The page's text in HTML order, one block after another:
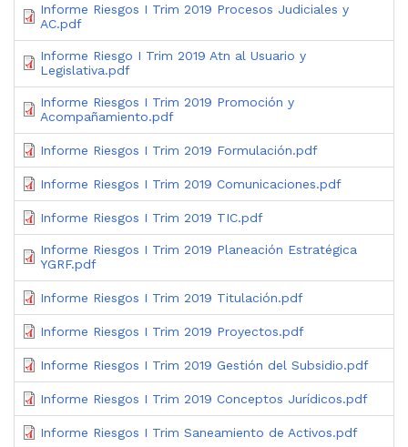
Informe Riesgos I Trim 2019 Procesos Judiciales y
AC.pdf
Informe Riesgo I Trim 2019 Atn al Usuario y
Legislativa.pdf
Informe Riesgos I Trim 2019 Promoción y
Acompañamiento.pdf
Informe Riesgos I Trim 2019 Formulación.pdf
Informe Riesgos I Trim 2019 Comunicaciones.pdf
Informe Riesgos I Trim 2019 TIC.pdf
Informe Riesgos I Trim 2019 Planeación Estratégica
YGRF.pdf
Informe Riesgos I Trim 2019 Titulación.pdf
Informe Riesgos I Trim 2019 Proyectos.pdf
Informe Riesgos I Trim 2019 Gestión del Subsidio.pdf
Informe Riesgos I Trim 2019 Conceptos Jurídicos.pdf
Informe Riesgos I Trim Saneamiento de Activos.pdf